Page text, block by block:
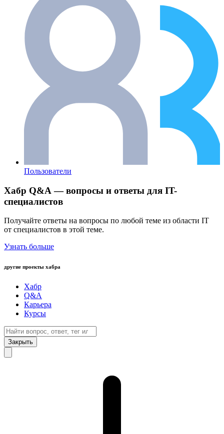
Пользователи
Хабр Q&A — вопросы и ответы для IT-
специалистов
Получайте ответы на вопросы по любой теме из области IT
от специалистов в этой теме.
Узнать больше
другие проекты хабра
Хабр
Q&A
Карьера
Курсы
Закрыть